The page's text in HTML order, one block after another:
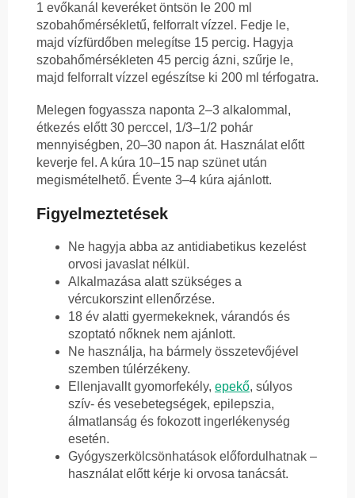
1 evőkanál keveréket öntsön le 200 ml
szobahőmérsékletű, felforralt vízzel. Fedje le,
majd vízfürdőben melegítse 15 percig. Hagyja
szobahőmérsékleten 45 percig ázni, szűrje le,
majd felforralt vízzel egészítse ki 200 ml térfogatra.
Melegen fogyassza naponta 2–3 alkalommal,
étkezés előtt 30 perccel, 1/3–1/2 pohár
mennyiségben, 20–30 napon át. Használat előtt
keverje fel. A kúra 10–15 nap szünet után
megismételhető. Évente 3–4 kúra ajánlott.
Figyelmeztetések
Ne hagyja abba az antidiabetikus kezelést
orvosi javaslat nélkül.
Alkalmazása alatt szükséges a
vércukorszint ellenőrzése.
18 év alatti gyermekeknek, várandós és
szoptató nőknek nem ajánlott.
Ne használja, ha bármely összetevőjével
szemben túlérzékeny.
Ellenjavallt gyomorfekély, epekő, súlyos
szív- és vesebetegségek, epilepszia,
álmatlanság és fokozott ingerlékenység
esetén.
Gyógyszerkölcsönhatások előfordulhatnak –
használat előtt kérje ki orvosa tanácsát.